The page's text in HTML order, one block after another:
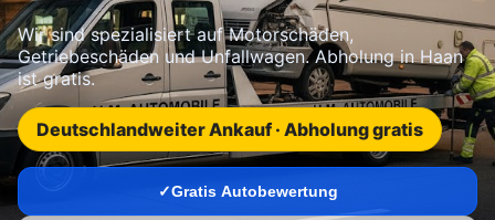
Wir sind spezialisiert auf Motorschäden,
Getriebeschäden und Unfallwagen. Abholung in Haan
ist gratis.
Deutschlandweiter Ankauf · Abholung gratis
Gratis Autobewertung